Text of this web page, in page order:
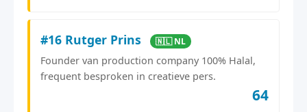
#16 Rutger Prins 🇳🇱 NL
Founder van production company 100% Halal,
frequent besproken in creatieve pers.
64